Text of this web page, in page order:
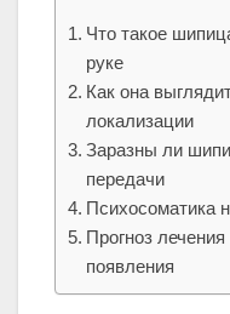
Что такое
руке
Как она
локализации
Заразны ли
передачи
Психосоматика
Прогноз
появления